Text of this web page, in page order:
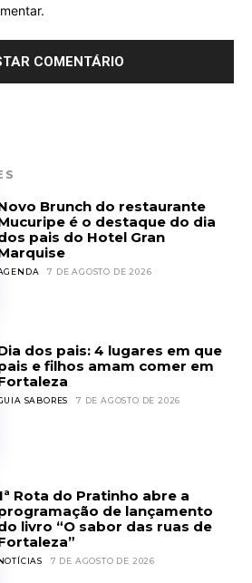
Brunch do restaurante
é o destaque do dia
pais do Hotel Gran
7 DE AGOSTO DE 2026
dos pais: 4 lugares em que
e filhos amam comer em
SABORES 7 DE AGOSTO DE 2026
Rota do Pratinho abre a
de lançamento
livro “O sabor das ruas de
7 DE AGOSTO DE 2026